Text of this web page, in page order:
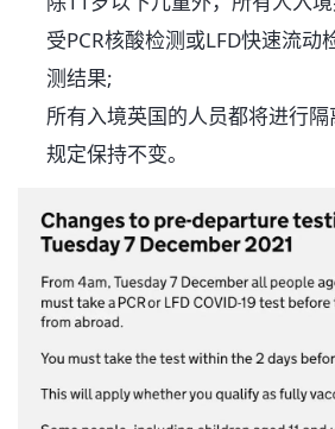
受PCR核酸检测或LFD快速流动
测结果;
所有入境英国的人员都将进行隔
规定保持不变。